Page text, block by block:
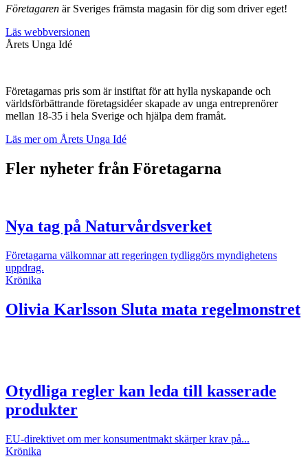
Företagaren är Sveriges främsta magasin för dig som driver eget!
Läs webbversionen
Årets Unga Idé
Företagarnas pris som är instiftat för att hylla nyskapande och
världsförbättrande företagsidéer skapade av unga entreprenörer
mellan 18-35 i hela Sverige och hjälpa dem framåt.
Läs mer om Årets Unga Idé
Fler nyheter från Företagarna
Nya tag på Naturvårdsverket
Företagarna välkomnar att regeringen tydliggörs myndighetens
uppdrag.
Krönika
Olivia Karlsson Sluta mata regelmonstret
Otydliga regler kan leda till kasserade
produkter
EU-direktivet om mer konsumentmakt skärper krav på...
Krönika